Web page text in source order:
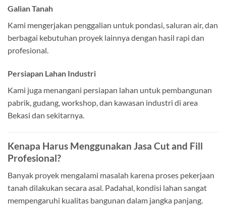
Galian Tanah
Kami mengerjakan penggalian untuk pondasi, saluran air, dan
berbagai kebutuhan proyek lainnya dengan hasil rapi dan
profesional.
Persiapan Lahan Industri
Kami juga menangani persiapan lahan untuk pembangunan
pabrik, gudang, workshop, dan kawasan industri di area
Bekasi dan sekitarnya.
Kenapa Harus Menggunakan Jasa Cut and Fill
Profesional?
Banyak proyek mengalami masalah karena proses pekerjaan
tanah dilakukan secara asal. Padahal, kondisi lahan sangat
mempengaruhi kualitas bangunan dalam jangka panjang.